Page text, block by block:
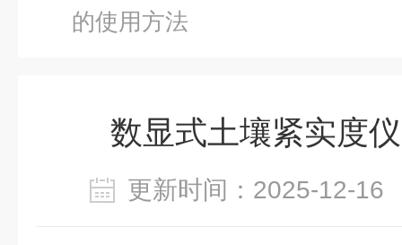
的使用方法
数显式土壤紧实度
更新时间：2025-12-